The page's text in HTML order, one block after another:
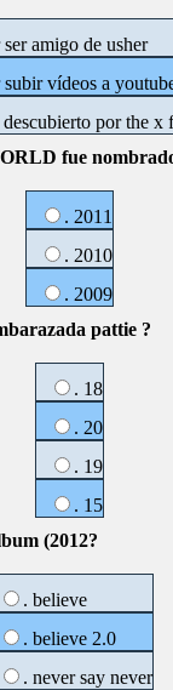
ser amigo de usher
subir vídeos a
descubierto por the x
fue
. 2011
. 2010
. 2009
pattie ?
. 18
. 20
. 19
. 15
(2012?
. believe
. believe 2.0
. never say never